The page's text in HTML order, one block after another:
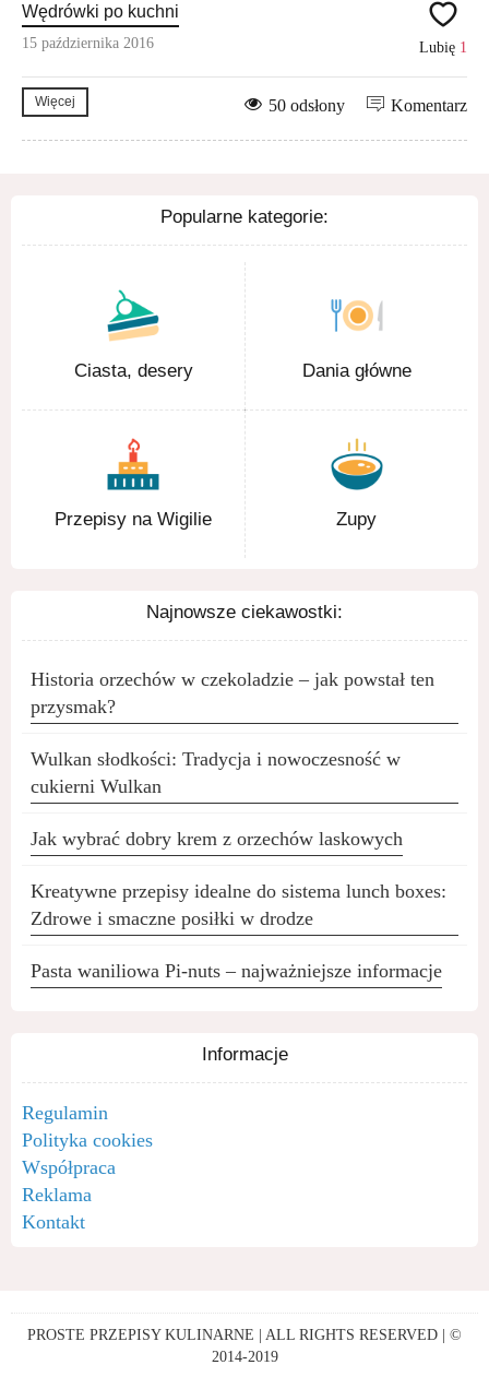
Wędrówki po kuchni
15 października 2016 Lubię 1
Więcej Komentarz
50 odsłony
Popularne kategorie:
Ciasta, desery Dania główne
Przepisy na Wigilie Zupy
Najnowsze ciekawostki:
Historia orzechów w czekoladzie – jak powstał ten
przysmak?
Wulkan słodkości: Tradycja i nowoczesność w
cukierni Wulkan
Jak wybrać dobry krem z orzechów laskowych
Kreatywne przepisy idealne do sistema lunch boxes:
Zdrowe i smaczne posiłki w drodze
Pasta waniliowa Pi-nuts – najważniejsze informacje
Informacje
Regulamin
Polityka cookies
Współpraca
Reklama
Kontakt
PROSTE PRZEPISY KULINARNE | ALL RIGHTS RESERVED | ©
2014-2019